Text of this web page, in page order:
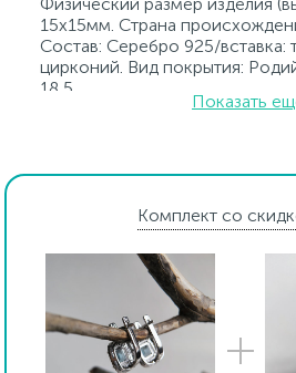
15х15мм. Страна
Состав: Серебро 925/вставка:
цирконий. Вид покрытия:
18,5
Вставка: топаз, фианит/
блеск металла. Все
внутренний контроль
государственной пробирной
всех изделиях стоит
каждому ювелирному
бирка с указанием всех
изделий на сайте могут
от реальных из-за
экрана
Показать
Комплект со